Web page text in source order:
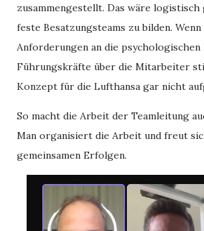
zusammengestellt. Das wäre
feste Besatzungsteams zu bilden. Wenn
Anforderungen an die
Führungskräfte über die Mitarbeiter
Konzept für die Lufthansa gar nicht
So macht die Arbeit der Teamleitung
Man organisiert die Arbeit und freut
gemeinsamen Erfolgen.